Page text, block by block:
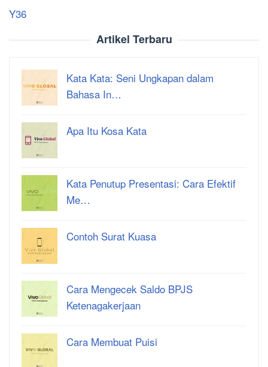
Y36
Artikel Terbaru
Kata Kata: Seni Ungkapan dalam
Bahasa In…
Apa Itu Kosa Kata
Kata Penutup Presentasi: Cara Efektif
Me…
Contoh Surat Kuasa
Cara Mengecek Saldo BPJS
Ketenagakerjaan
Cara Membuat Puisi